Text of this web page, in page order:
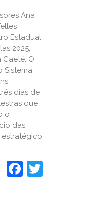
Ana
Estadual
2025,
Caeté. O
Sistema
dias de
que
o
das